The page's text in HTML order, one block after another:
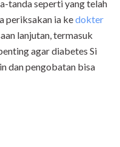
tanda seperti yang telah
periksakan ia kedokter
lanjutan, termasuk
agar diabetes Si
dan pengobatan bisa